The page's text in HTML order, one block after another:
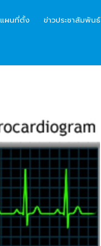
แผนที่ตั้ง ข่าวประชาสัมพันธ์